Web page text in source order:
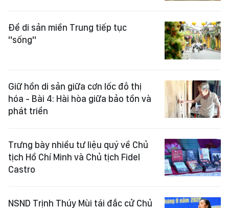
Để di sản miền Trung tiếp tục
"sống"
Giữ hồn di sản giữa cơn lốc đô thị
hóa - Bài 4: Hài hòa giữa bảo tồn và
phát triển
Trưng bày nhiều tư liệu quý về Chủ
tịch Hồ Chí Minh và Chủ tịch Fidel
Castro
NSND Trịnh Thúy Mùi tái đắc cử Chủ